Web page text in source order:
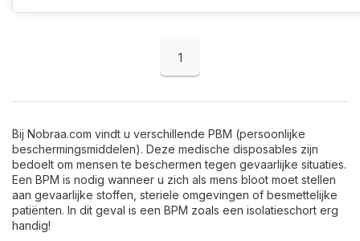
1
Bij Nobraa.com vindt u verschillende PBM (persoonlijke
beschermingsmiddelen). Deze medische disposables zijn
bedoelt om mensen te beschermen tegen gevaarlijke situaties.
Een BPM is nodig wanneer u zich als mens bloot moet stellen
aan gevaarlijke stoffen, steriele omgevingen of besmettelijke
patiënten. In dit geval is een BPM zoals een isolatieschort erg
handig!